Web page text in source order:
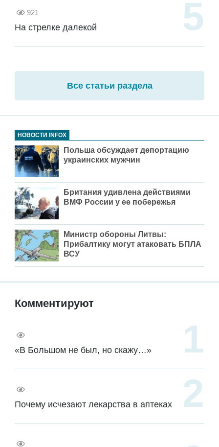
921
На стрелке далекой
Все статьи раздела
НОВОСТИ INFOX
Польша обсуждает депортацию
украинских мужчин
Британия удивлена действиями
ВМФ России у ее побережья
Министр обороны Литвы:
Прибалтику могут атаковать БПЛА
ВСУ
Комментируют
«В Большом не был, но скажу…»
Почему исчезают лекарства в аптеках